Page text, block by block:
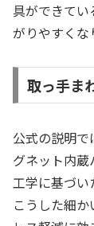
具ができて
がりやすくな
取っ手ま
公式の説明
グネット内
工学に基づい
こうした細